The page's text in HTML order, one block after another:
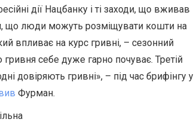
дії Нацбанку і ті заходи, що вживав
що люди можуть розміщувати кошти на
впливає на курс гривні, – сезонний
себе дуже гарно почуває. Третій
довіряють гривні», – під час брифінгу у
Фурман.